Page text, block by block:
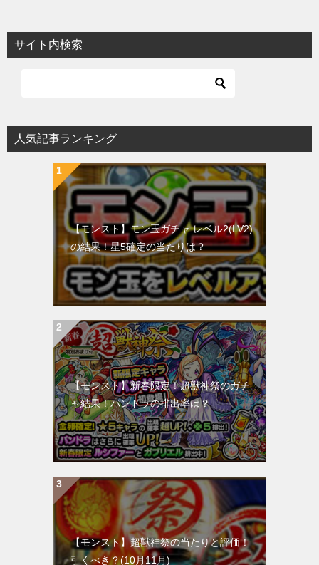
サイト内検索
人気記事ランキング
【モンスト】モン玉ガチャ レベル2(LV2)
の結果！星5確定の当たりは？
【モンスト】新春限定！超獣神祭のガチ
ャ結果！パンドラの排出率は？
【モンスト】超獣神祭の当たりと評価！
引くべき？(10月11月)